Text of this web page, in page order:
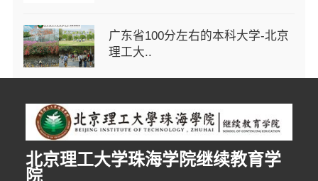
广东省100分左右的本科大学-北京
理工大..
北京理工大学珠海学院继续教育学
院